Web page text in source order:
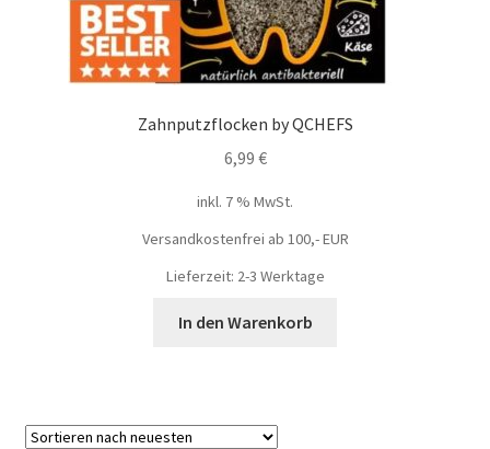
Zahnputzflocken by QCHEFS
6,99 €
inkl. 7 % MwSt.
Versandkostenfrei ab 100,- EUR
Lieferzeit: 2-3 Werktage
In den Warenkorb